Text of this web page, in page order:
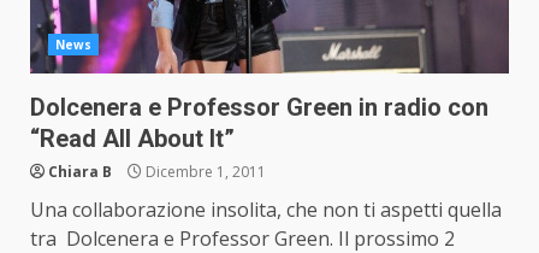
News
Dolcenera e Professor Green in radio con
“Read All About It”
Chiara B Dicembre 1, 2011
Una collaborazione insolita, che non ti aspetti quella
tra Dolcenera e Professor Green. Il prossimo 2